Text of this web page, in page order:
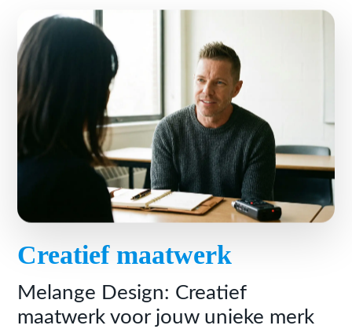
Creatief maatwerk
Melange Design: Creatief
maatwerk voor jouw unieke merk